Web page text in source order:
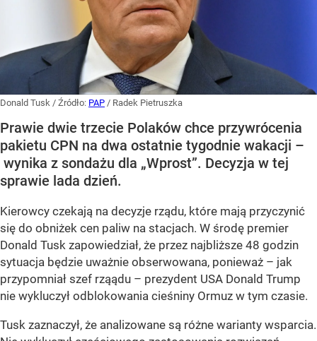
Donald Tusk / Źródło: PAP / Radek Pietruszka
Prawie dwie trzecie Polaków chce przywrócenia
pakietu CPN na dwa ostatnie tygodnie wakacji –
wynika z sondażu dla „Wprost”. Decyzja w tej
sprawie lada dzień.
Kierowcy czekają na decyzje rządu, które mają przyczynić
się do obniżek cen paliw na stacjach. W środę premier
Donald Tusk zapowiedział, że przez najbliższe 48 godzin
sytuacja będzie uważnie obserwowana, ponieważ – jak
przypomniał szef rząądu – prezydent USA Donald Trump
nie wykluczył odblokowania cieśniny Ormuz w tym czasie.
Tusk zaznaczył, że analizowane są różne warianty wsparcia.